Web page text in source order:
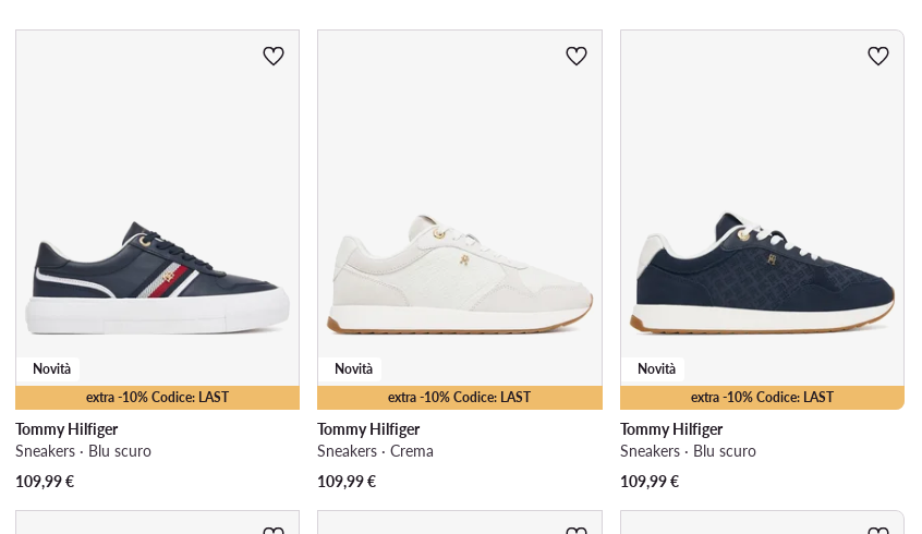
extra -10% Codice: LAST
Novità
Tommy Hilfiger
Sneakers · Blu scuro
109,99€
extra -10% Codice: LAST
Novità
Tommy Hilfiger
Sneakers · Crema
109,99€
extra -10% Codice: LAST
Novità
Tommy Hilfiger
Sneakers · Blu scuro
109,99€